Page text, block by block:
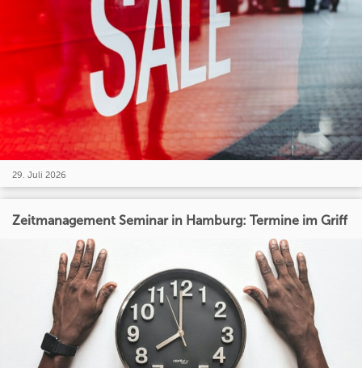
29. Juli 2026
Zeitmanagement Seminar in Hamburg: Termine im Griff